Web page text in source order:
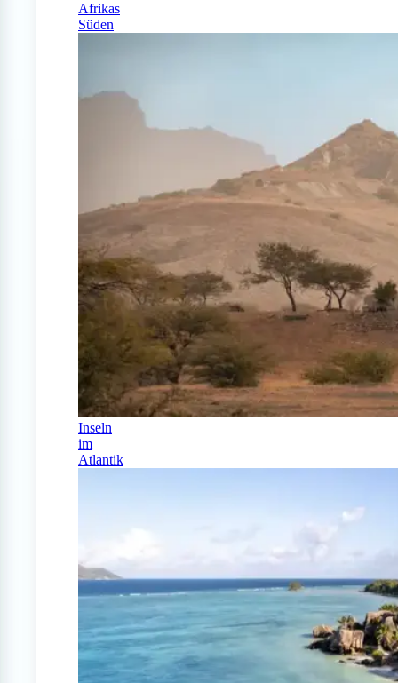
Afrikas
Süden
Inseln
im
Atlantik